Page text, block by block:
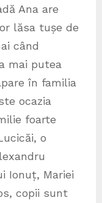
Ana are
lăsa tușe de
când
mai putea
în familia
ocazia
foarte
o
Ionuț, Mariei
copii sunt